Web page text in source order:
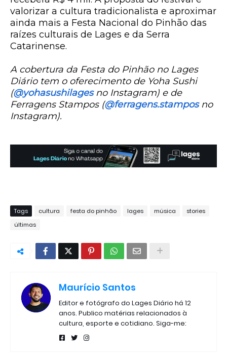
valorizar a cultura tradicionalista e aproximar
ainda mais a Festa Nacional do Pinhão das
raízes culturais de Lages e da Serra
Catarinense.
A cobertura da Festa do Pinhão no Lages
Diário tem o oferecimento de Yoha Sushi
(@yohasushilagesno Instagram) e de
Ferragens Stampos (@ferragens.stamposno
Instagram).
Tags cultura festa do pinhão lages música
stories
últimas
Maurício Santos
Editor e fotógrafo do Lages Diário há 12
anos. Publico matérias relacionados à
cultura, esporte e cotidiano. Siga-me: